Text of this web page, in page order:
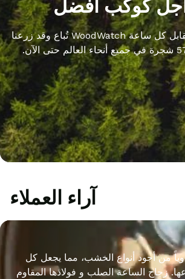
كوكب أفضل
نحن نزرع شجرة مقابل كل ساعة WoodWatch تُباع وقد زرعنا
آراء العملاء
من أجود أنواع الخشب، مما يجعل كل
زجاج الساعة الصلب و فولاذها المقاوم